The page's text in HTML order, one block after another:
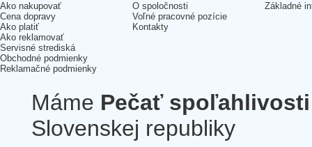
Ako nakupovať
Cena dopravy
Ako platiť
Ako reklamovať
Servisné strediská
Obchodné podmienky
Reklamačné podmienky
O spoločnosti
Voľné pracovné pozície
Kontakty
Základné
Máme Pečať spoľahlivosti
Slovenskej republiky